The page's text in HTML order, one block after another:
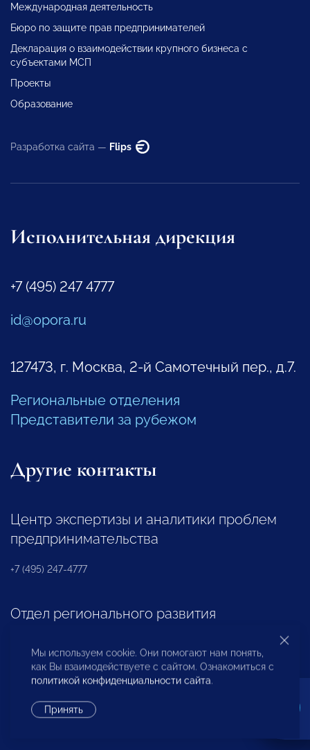
Международная деятельность
Бюро по защите прав предпринимателей
Декларация о взаимодействии крупного бизнеса с
субъектами МСП
Проекты
Образование
Разработка сайта — Flips
Исполнительная дирекция
+7 (495) 247 4777
id@opora.ru
127473, г. Москва, 2-й Самотечный пер., д.7.
Региональные отделения
Представители за рубежом
Другие контакты
Центр экспертизы и аналитики проблем
предпринимательства
+7 (495) 247-4777
Отдел регионального развития
Ассоциация «НП «ОПОРА»
+7 (495) 247-4777 (доб. 124)
Мы используем cookie. Они помогают нам понять,
как Вы взаимодействуете с сайтом. Ознакомиться с
политикой конфиденциальности сайта.
Принять